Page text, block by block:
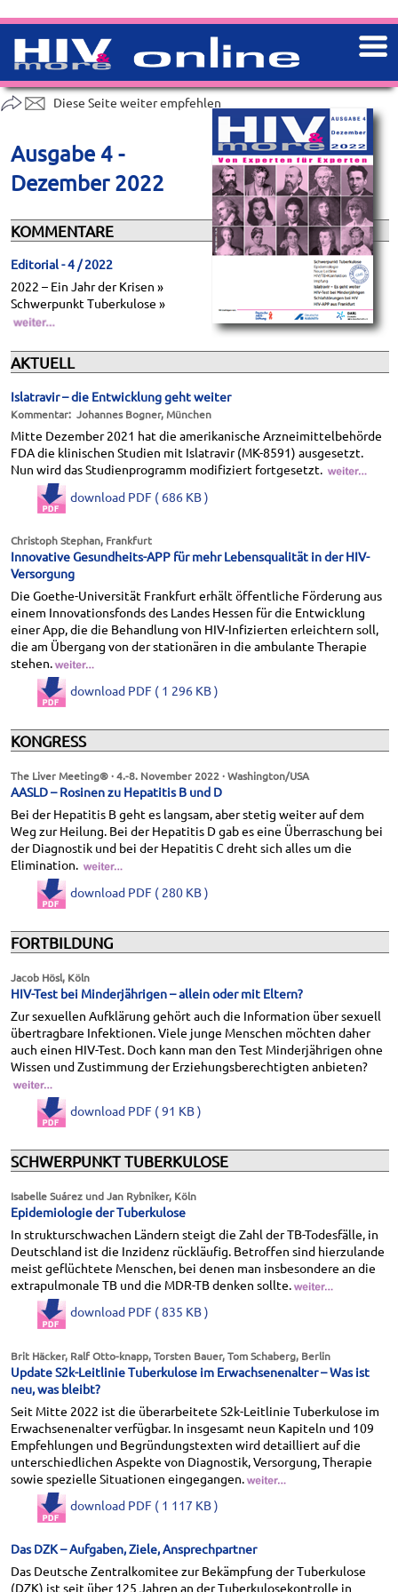
Ausgabe 4 -
Dezember 2022
KOMMENTARE
Editorial - 4 / 2022
2022 – Ein Jahr der Krisen »
Schwerpunkt Tuberkulose »
AKTUELL
Islatravir – die Entwicklung geht weiter
Kommentar: Johannes Bogner, München
Mitte Dezember 2021 hat die amerikanische Arzneimittelbehörde
FDA die klinischen Studien mit Islatravir (MK-8591) ausgesetzt.
Nun wird das Studienprogramm modifiziert fortgesetzt.
download PDF ( 686 KB )
Christoph Stephan, Frankfurt
Innovative Gesundheits-APP für mehr Lebensqualität in der HIV-
Versorgung
Die Goethe-Universität Frankfurt erhält öffentliche Förderung aus
einem Innovationsfonds des Landes Hessen für die Entwicklung
einer App, die die Behandlung von HIV-Infizierten erleichtern soll,
die am Übergang von der stationären in die ambulante Therapie
stehen.
download PDF ( 1 296 KB )
KONGRESS
The Liver Meeting® · 4.-8. November 2022 · Washington/USA
AASLD – Rosinen zu Hepatitis B und D
Bei der Hepatitis B geht es langsam, aber stetig weiter auf dem
Weg zur Heilung. Bei der Hepatitis D gab es eine Überraschung bei
der Diagnostik und bei der Hepatitis C dreht sich alles um die
Elimination.
download PDF ( 280 KB )
FORTBILDUNG
Jacob Hösl, Köln
HIV-Test bei Minderjährigen – allein oder mit Eltern?
Zur sexuellen Aufklärung gehört auch die Information über sexuell
übertragbare Infektionen. Viele junge Menschen möchten daher
auch einen HIV-Test. Doch kann man den Test Minderjährigen ohne
Wissen und Zustimmung der Erziehungsberechtigten anbieten?
download PDF ( 91 KB )
SCHWERPUNKT TUBERKULOSE
Isabelle Suárez und Jan Rybniker, Köln
Epidemiologie der Tuberkulose
In strukturschwachen Ländern steigt die Zahl der TB-Todesfälle, in
Deutschland ist die Inzidenz rückläufig. Betroffen sind hierzulande
meist geflüchtete Menschen, bei denen man insbesondere an die
extrapulmonale TB und die MDR-TB denken sollte.
download PDF ( 835 KB )
Brit Häcker, Ralf Otto-knapp, Torsten Bauer, Tom Schaberg, Berlin
Update S2k-Leitlinie Tuberkulose im Erwachsenenalter – Was ist
neu, was bleibt?
Seit Mitte 2022 ist die überarbeitete S2k-Leitlinie Tuberkulose im
Erwachsenenalter verfügbar. In insgesamt neun Kapiteln und 109
Empfehlungen und Begründungstexten wird detailliert auf die
unterschiedlichen Aspekte von Diagnostik, Versorgung, Therapie
sowie spezielle Situationen eingegangen.
download PDF ( 1 117 KB )
Das DZK – Aufgaben, Ziele, Ansprechpartner
Das Deutsche Zentralkomitee zur Bekämpfung der Tuberkulose
(DZK) ist seit über 125 Jahren an der Tuberkulosekontrolle in
Diese Seite weiter empfehlen